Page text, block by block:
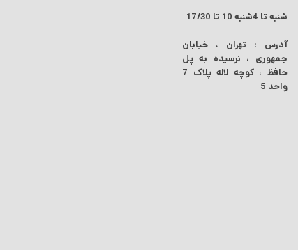
شنبه تا 4شنبه 10 تا 17/30
آدرس : تهران ، خیابان
جمهوری ، نرسیده به پل
حافظ ، کوچه لاله پلاک 7
واحد 5